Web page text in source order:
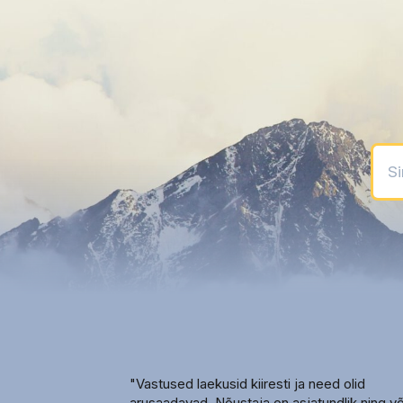
"Vastused laekusid kiiresti ja need olid